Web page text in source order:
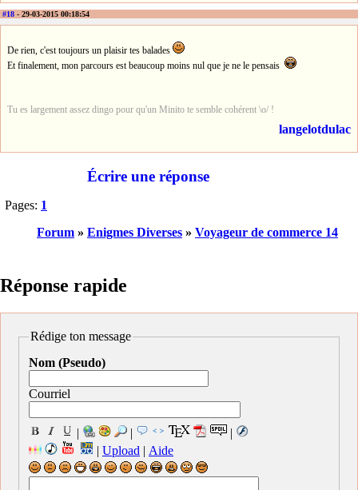
#18 - 29-03-2015 00:18:54
De rien, c'est toujours un plaisir tes balades
Et finalement, mon parcours est beaucoup moins nul que je ne le pensais
Tu es largement assez dingo pour qu'un Minito te semble cohérent \o/ !
langelotdulac
Écrire une réponse
Pages: 1
Forum » Enigmes Diverses » Voyageur de commerce 14
Réponse rapide
Rédige ton message
Nom (Pseudo)
Courriel
| |
|
| Upload | Aide